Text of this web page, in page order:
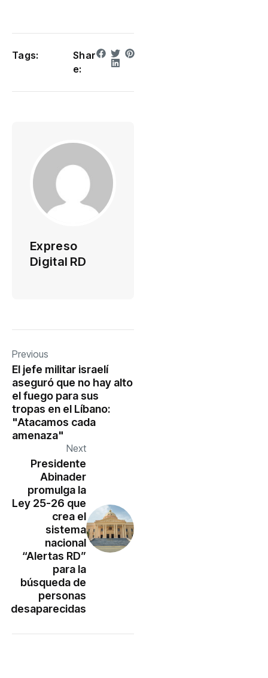
Tags:
Shar
e:
Expreso
Digital RD
Previous
El jefe militar israelí
aseguró que no hay alto
el fuego para sus
tropas en el Líbano:
"Atacamos cada
amenaza"
Next
Presidente
Abinader
promulga la
Ley 25-26 que
crea el
sistema
nacional
“Alertas RD”
para la
búsqueda de
personas
desaparecidas